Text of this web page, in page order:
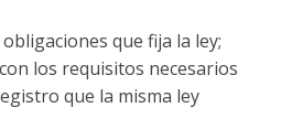
que fija la ley;
los requisitos necesarios
que la misma ley